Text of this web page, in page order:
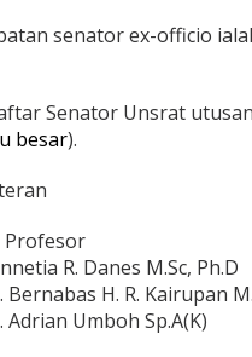
senator ex-officio
Senator Unsrat
besar).
Profesor
R. Danes M.Sc, Ph.D
H. R. Kairupan
Adrian Umboh Sp.A(K)